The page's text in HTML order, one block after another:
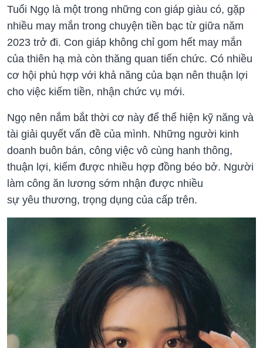
Tuổi Ngọ là một trong những con giáp giàu có, gặp
nhiều may mắn trong chuyện tiền bạc từ giữa năm
2023 trở đi. Con giáp không chỉ gom hết may mắn
của thiên hạ mà còn thăng quan tiến chức. Có nhiều
cơ hội phù hợp với khả năng của bạn nên thuận lợi
cho việc kiếm tiền, nhận chức vụ mới.
Ngọ nên nắm bắt thời cơ này để thể hiện kỹ năng và
tài giải quyết vấn đề của mình. Những người kinh
doanh buôn bán, công việc vô cùng hanh thông,
thuận lợi, kiếm được nhiều hợp đồng béo bở. Người
làm công ăn lương sớm nhận được nhiều
sự yêu thương, trọng dụng của cấp trên.